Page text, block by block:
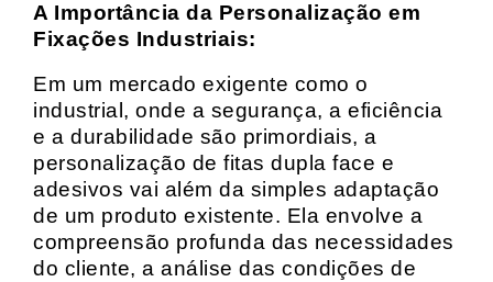
A Importância da Personalização em
Fixações Industriais:
Em um mercado exigente como o
industrial, onde a segurança, a eficiência
e a durabilidade são primordiais, a
personalização de fitas dupla face e
adesivos vai além da simples adaptação
de um produto existente. Ela envolve a
compreensão profunda das necessidades
do cliente, a análise das condições de